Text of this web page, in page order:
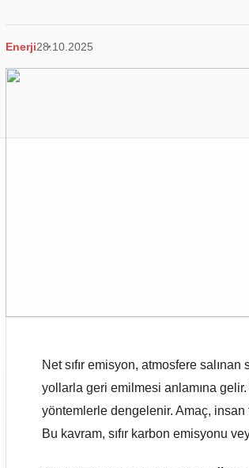
Enerji28.10.2025
Net sıfır emisyon, atmosfere salınan
yollarla geri emilmesi anlamına
yöntemlerle dengelenir. Amaç,
Bu kavram, sıfır karbon emisyonu